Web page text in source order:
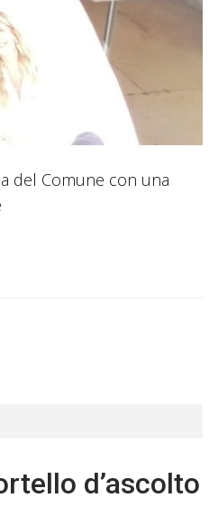
del Comune con una
d’ascolto